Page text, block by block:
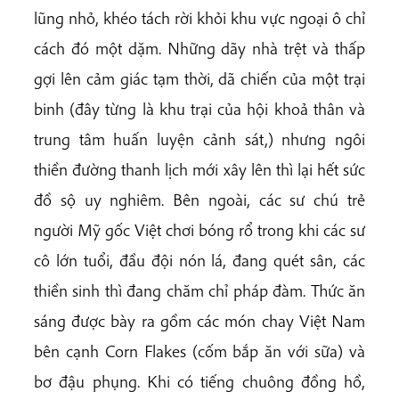
lũng nhỏ, khéo tách rời khỏi khu vực ngoại ô chỉ
cách đó một dặm. Những dãy nhà trệt và thấp
gợi lên cảm giác tạm thời, dã chiến của một trại
binh (đây từng là khu trại của hội khoả thân và
trung tâm huấn luyện cảnh sát,) nhưng ngôi
thiền đường thanh lịch mới xây lên thì lại hết sức
đồ sộ uy nghiêm. Bên ngoài, các sư chú trẻ
người Mỹ gốc Việt chơi bóng rổ trong khi các sư
cô lớn tuổi, đầu đội nón lá, đang quét sân, các
thiền sinh thì đang chăm chỉ pháp đàm. Thức ăn
sáng được bày ra gồm các món chay Việt Nam
bên cạnh Corn Flakes (cốm bắp ăn với sữa) và
bơ đậu phụng. Khi có tiếng chuông đồng hồ,